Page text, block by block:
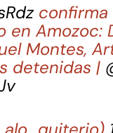
Amozoc:
Montes,
detenidas |